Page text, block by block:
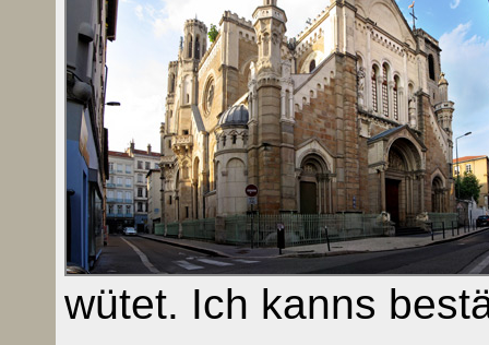
wütet. Ich kanns